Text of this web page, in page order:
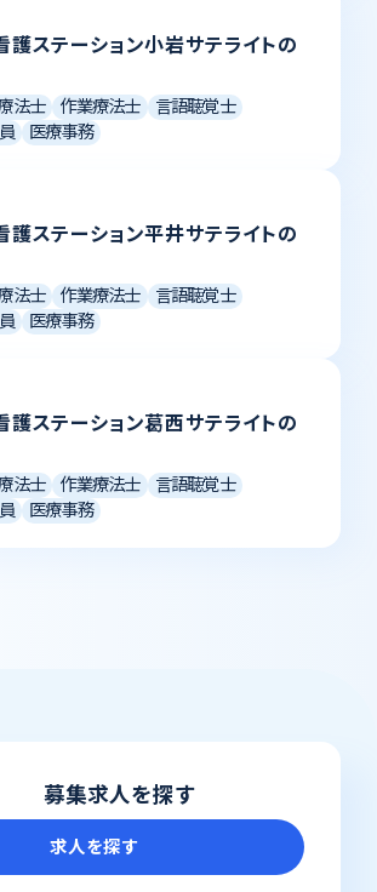
護ステーション小岩サテライトの
法士 作業療法士
言語聴覚士
医療事務
護ステーション平井サテライトの
法士 作業療法士
言語聴覚士
医療事務
護ステーション葛西サテライトの
法士 作業療法士
言語聴覚士
医療事務
募集求人を探す
求人を探す